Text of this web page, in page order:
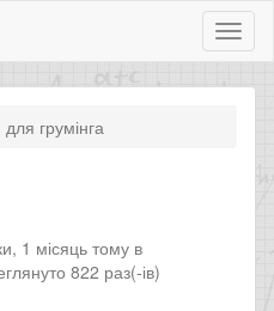
грумінга
1 місяць тому в
822 раз(-ів)